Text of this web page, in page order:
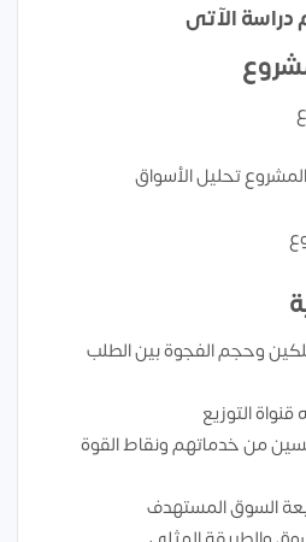
الآتى
تحليل الأسواق
وحجم الفجوة بين الطلب
التوزيع
من خدماتهم ونقاط القوة
السوق المستهدف